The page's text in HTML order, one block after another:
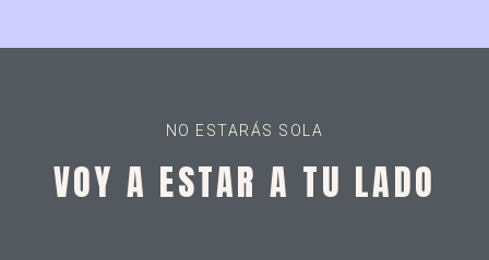
NO ESTARÁS SOLA
VOY A ESTAR A TU LADO